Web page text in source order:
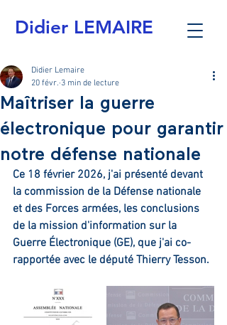
Didier LEMAIRE
Maîtriser la guerre
électronique pour garantir
notre défense nationale
Didier Lemaire
20 févr. 3 min de lecture
Ce 18 février 2026, j'ai présenté devant
la commission de la Défense nationale
et des Forces armées, les conclusions
de la mission d'information sur la
Guerre Électronique (GE), que j'ai co-
rapportée avec le député Thierry Tesson.